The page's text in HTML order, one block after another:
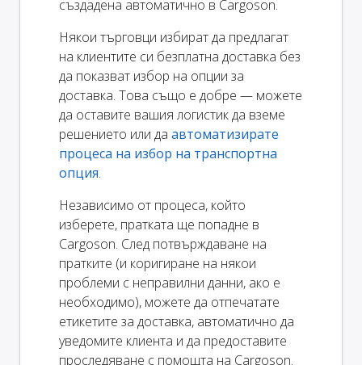
създадена автоматично в Cargoson.
Някои търговци избират да предлагат
на клиентите си безплатна доставка без
да показват избор на опции за
доставка. Това също е добре — можете
да оставите вашия логистик да вземе
решението или да автоматизирате
процеса на избор на транспортна
опция.
Независимо от процеса, който
изберете, пратката ще попадне в
Cargoson. След потвърждаване на
пратките (и коригиране на някои
проблеми с неправилни данни, ако е
необходимо), можете да отпечатате
етикетите за доставка, автоматично да
уведомите клиента и да предоставите
проследяване с помощта на Cargoson.